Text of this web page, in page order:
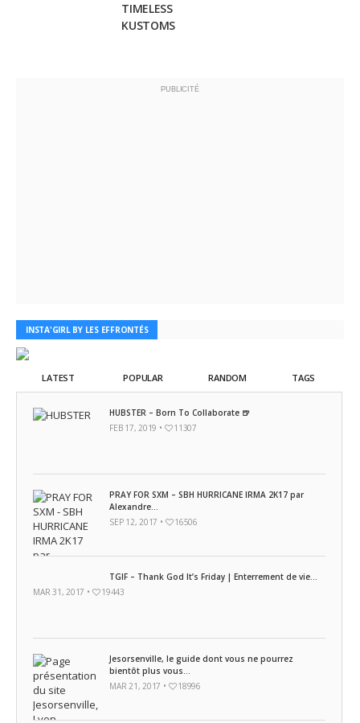
TIMELESS
KUSTOMS
PUBLICITÉ
INSTA'GIRL BY LES EFFRONTÉS
LATEST POPULAR RANDOM TAGS
HUBSTER – Born To Collaborate 🍺
FEB 17, 2019 •
11307
PRAY FOR SXM – SBH HURRICANE IRMA 2K17 par
Alexandre...
SEP 12, 2017 •
16506
TGIF – Thank God It’s Friday | Enterrement de vie...
MAR 31, 2017 •
19443
Jesorsenville, le guide dont vous ne pourrez
bientôt plus vous...
MAR 21, 2017 •
18996